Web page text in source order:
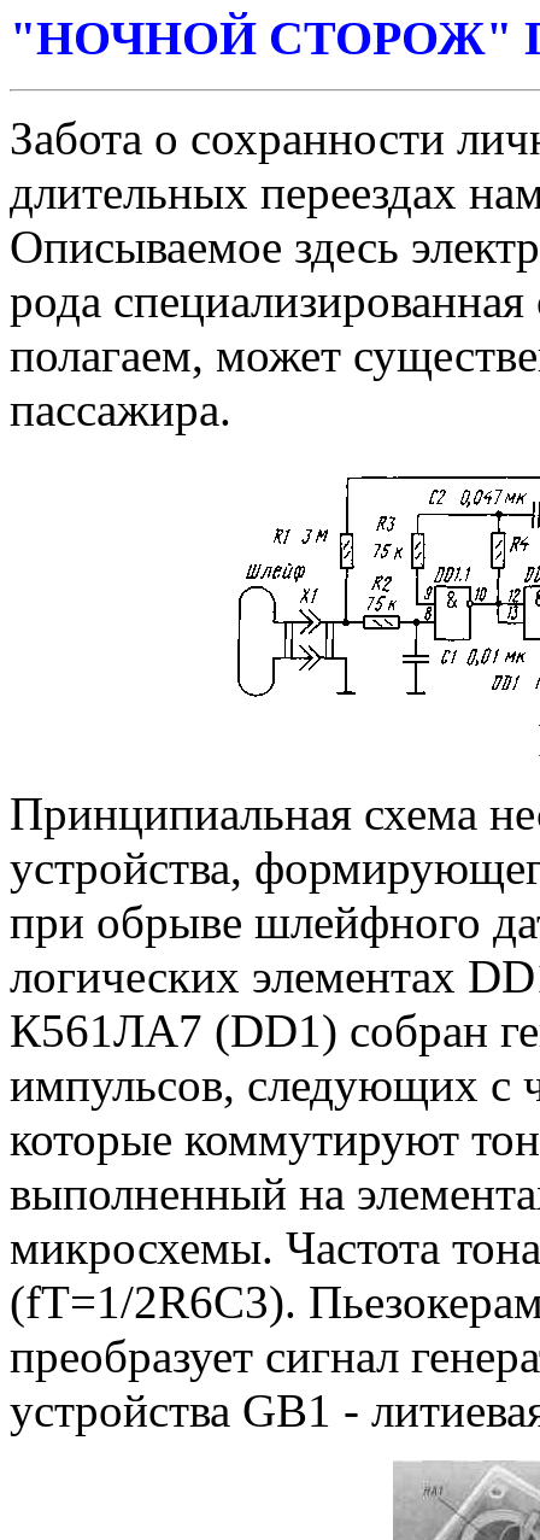
"НОЧНОЙ СТОРОЖ"
Забота о сохранности
длительных переездах
Описываемое здесь
рода
полагаем, может
пассажира.
Принципиальная схема
устройства,
при обрыве шлейфного
логических элементах
К561ЛА7 (DD1) собран
импульсов, следующих с
которые коммутируют
выполненный на
микросхемы. Частота
(fT=1/2R6C3).
преобразует сигнал
устройства GB1 -